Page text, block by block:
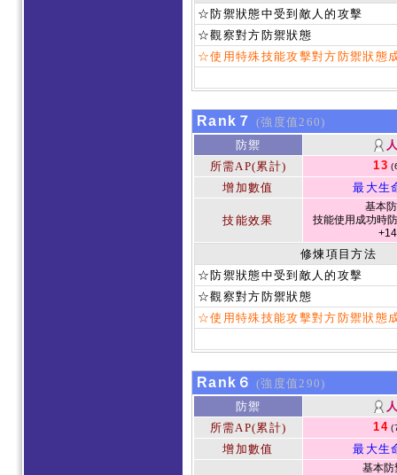
☆防禦狀態中受到敵人的攻擊
☆觀察對方防禦狀態
☆使用特殊技能攻擊對方防禦狀態
Rank７
(強度值260)
防禦
所需AP(累計)
13
增加數值 最大生
技能效果
基本
技能使用成功時
修煉項目方法
☆防禦狀態中受到敵人的攻擊
☆觀察對方防禦狀態
☆使用特殊技能攻擊對方防禦狀態
Rank６
(強度值290)
防禦
所需AP(累計)
14
增加數值 最大生
基本防